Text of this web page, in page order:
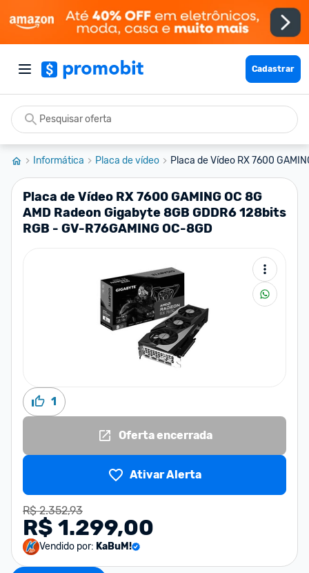
Cadastrar
Informática Placa de vídeo Placa de Vídeo RX 7600
Placa de Vídeo RX 7600 GAMING OC 8G
AMD Radeon Gigabyte 8GB GDDR6 128bits
RGB - GV-R76GAMING OC-8GD
1
Oferta encerrada
Ativar Alerta
R$ 2.352,93
R$ 1.299,00
Vendido por: KaBuM!